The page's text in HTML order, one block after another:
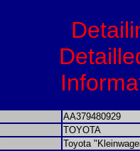
AA379480929
TOYOTA
Toyota